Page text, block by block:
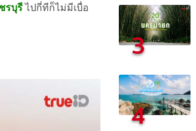
รบุรีไปกี่ทีก็ไม่มีเบื่อ
3
4